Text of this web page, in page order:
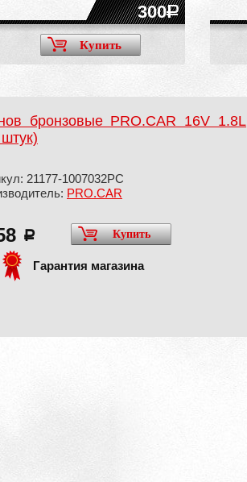
300
Купить
бронзовые PRO.CAR 16V 1.8L
21177-1007032PC
PRO.CAR
a Купить
Гарантия магазина